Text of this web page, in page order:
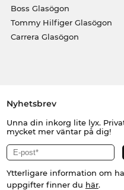
Boss Glasögon
Tommy Hilfiger Glasögon
Carrera Glasögon
Nyhetsbrev
Unna din inkorg lite lyx.
mycket mer väntar på dig!
Ytterligare information om
uppgifter finner du här.